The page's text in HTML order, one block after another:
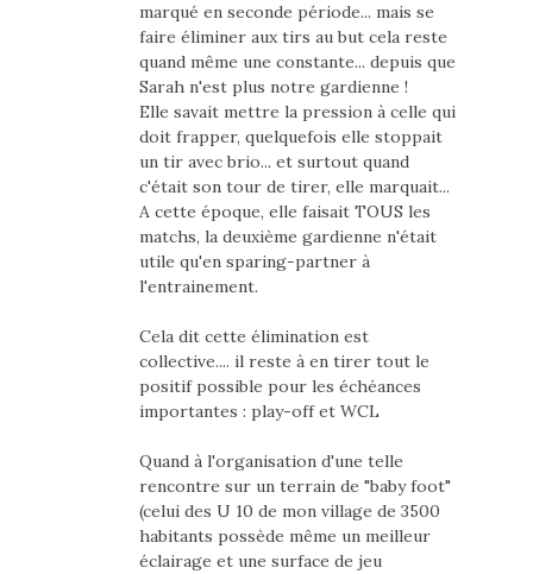
marqué en seconde période... mais se
faire éliminer aux tirs au but cela reste
quand même une constante... depuis que
Sarah n'est plus notre gardienne !
Elle savait mettre la pression à celle qui
doit frapper, quelquefois elle stoppait
un tir avec brio... et surtout quand
c'était son tour de tirer, elle marquait...
A cette époque, elle faisait TOUS les
matchs, la deuxième gardienne n'était
utile qu'en sparing-partner à
l'entrainement.
Cela dit cette élimination est
collective.... il reste à en tirer tout le
positif possible pour les échéances
importantes : play-off et WCL
Quand à l'organisation d'une telle
rencontre sur un terrain de "baby foot"
(celui des U 10 de mon village de 3500
habitants possède même un meilleur
éclairage et une surface de jeu